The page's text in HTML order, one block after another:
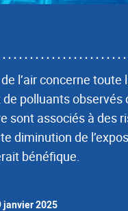
l’air concerne toute
de polluants observés
sont associés à des
diminution de
bénéfique.
janvier 2025